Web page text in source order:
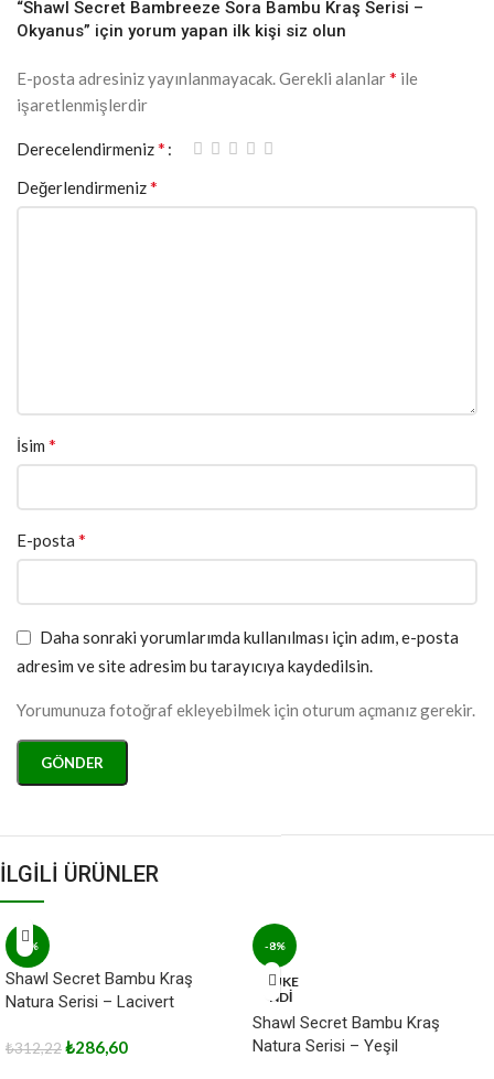
“Shawl Secret Bambreeze Sora Bambu Kraş Serisi –
Okyanus” için yorum yapan ilk kişi siz olun
E-posta adresiniz yayınlanmayacak.Gerekli alanlar* ile
işaretlenmişlerdir
Derecelendirmeniz*
Değerlendirmeniz*
İsim *
E-posta *
Daha sonraki yorumlarımda kullanılması için adım, e-posta
adresim ve site adresim bu tarayıcıya kaydedilsin.
Yorumunuza fotoğraf ekleyebilmek için oturum açmanız gerekir.
İLGİLİ ÜRÜNLER
-8%
Shawl Secret Bambu Kraş
Natura Serisi – Lacivert
₺312,22₺286,60
-8%
TÜKE
NDİ
Shawl Secret Bambu Kraş
Natura Serisi – Yeşil